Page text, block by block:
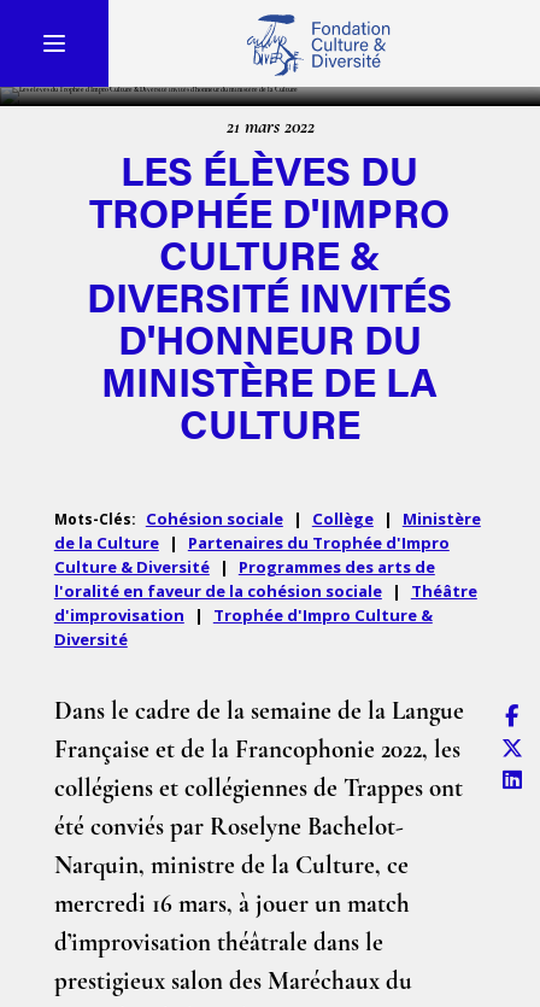
21 mars 2022
LES ÉLÈVES DU
TROPHÉE D'IMPRO
CULTURE &
DIVERSITÉ INVITÉS
D'HONNEUR DU
MINISTÈRE DE LA
CULTURE
Mots-Clés: Cohésion sociale | Collège |
Ministère
de la Culture
|
Partenaires du Trophée d'Impro
Culture & Diversité
|
Programmes des arts de
l'oralité en faveur de la cohésion sociale
|
Théâtre
d'improvisation
|
Trophée d'Impro Culture &
Diversité
Dans le cadre de la semaine de la Langue
Française et de la Francophonie 2022, les
collégiens et collégiennes de Trappes ont
été conviés par Roselyne Bachelot-
Narquin, ministre de la Culture, ce
mercredi 16 mars, à jouer un match
d’improvisation théâtrale dans le
prestigieux salon des Maréchaux du